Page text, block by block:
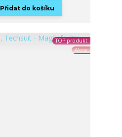
Přidat do košíku
TOP produkt
Akce